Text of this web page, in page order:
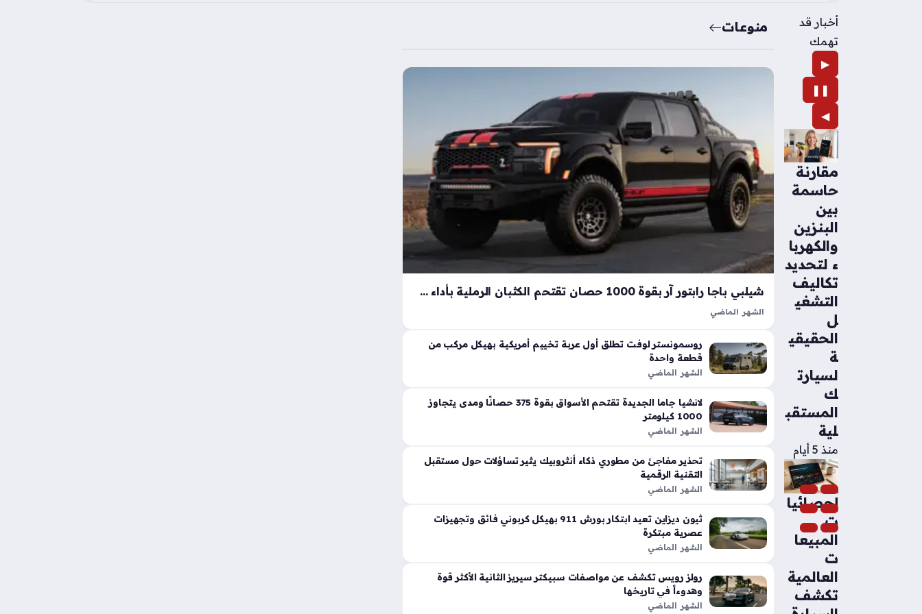
أخبار قد
تهمك
▶
❚❚
◀
مقارنة
حاسمة
بين
البنزين
والكهربا
ء لتحديد
تكاليف
التشغي
ل
الحقيقي
ة
لسيارت
ك
المستقب
لية
منذ 5 أيام
إحصائيا
ت
المبيعا
ت
العالمية
تكشف
منوعات
شيلبي باجا رابتور آر بقوة 1000 حصان تقتحم الكثبان الرملية بأداء خارق
الشهر الماضي
الأداء التقليدية في شاحنات البيك أب، إذ ارتقت بهذه الفئة إلى مستويات غير مسبوقة
بفضل تعديلات…
روسمونستر لوفت تطلق أول عربة تخييم أمريكية بهيكل مركب من
قطعة واحدة
الشهر الماضي
لانشيا جاما الجديدة تقتحم الأسواق بقوة 375 حصانًا ومدى يتجاوز
1000 كيلومتر
الشهر الماضي
تحذير مفاجئ من مطوري ذكاء أنثروبيك يثير تساؤلات حول مستقبل
التقنية الرقمية
الشهر الماضي
ثيون ديزاين تعيد ابتكار بورش 911 بهيكل كربوني فائق وتجهيزات
عصرية مبتكرة
الشهر الماضي
رولز رويس تكشف عن مواصفات سبيكتر سيريز الثانية الأكثر قوة
وهدوءاً في تاريخها
الشهر الماضي